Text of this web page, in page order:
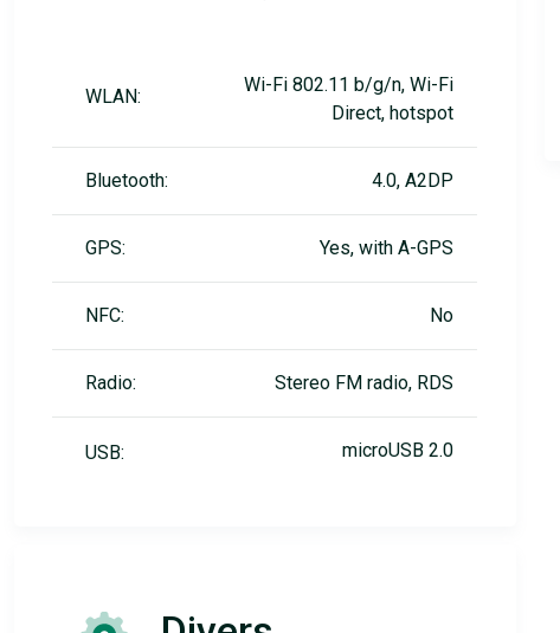
WLAN:
Wi-Fi 802.11 b/g/n, Wi-Fi
Direct, hotspot
Bluetooth: 4.0, A2DP
GPS: Yes, with A-GPS
NFC: No
Radio: Stereo FM radio, RDS
USB: microUSB 2.0